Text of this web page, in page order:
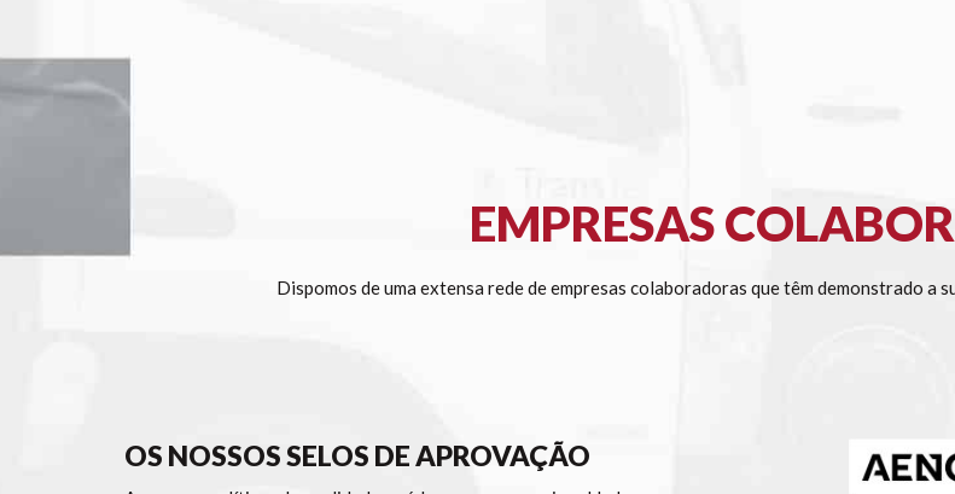
EMPRESAS
Dispomos de uma extensa rede de empresas colaboradoras que têm demonstrado a
OS NOSSOS SELOS DE APROVAÇÃO